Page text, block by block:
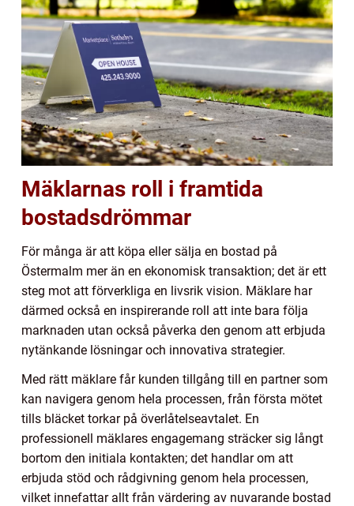
Mäklarnas roll i framtida
bostadsdrömmar
För många är att köpa eller sälja en bostad på
Östermalm mer än en ekonomisk transaktion; det är ett
steg mot att förverkliga en livsrik vision. Mäklare har
därmed också en inspirerande roll att inte bara följa
marknaden utan också påverka den genom att erbjuda
nytänkande lösningar och innovativa strategier.
Med rätt mäklare får kunden tillgång till en partner som
kan navigera genom hela processen, från första mötet
tills bläcket torkar på överlåtelseavtalet. En
professionell mäklares engagemang sträcker sig långt
bortom den initiala kontakten; det handlar om att
erbjuda stöd och rådgivning genom hela processen,
vilket innefattar allt från värdering av nuvarande bostad